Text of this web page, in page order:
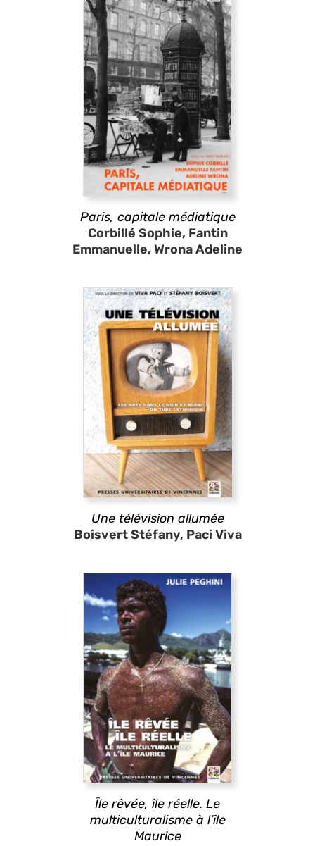
Paris, capitale médiatique
Corbillé Sophie, Fantin
Emmanuelle, Wrona Adeline
Une télévision allumée
Boisvert Stéfany, Paci Viva
Île rêvée, île réelle. Le
multiculturalisme à l’île
Maurice